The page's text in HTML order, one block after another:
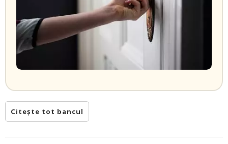
Citește tot bancul